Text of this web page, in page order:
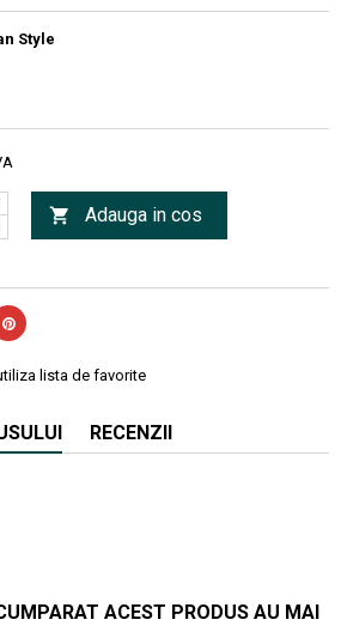
Style
 Adauga in cos
lista de favorite
RECENZII
ACEST PRODUS AU MAI